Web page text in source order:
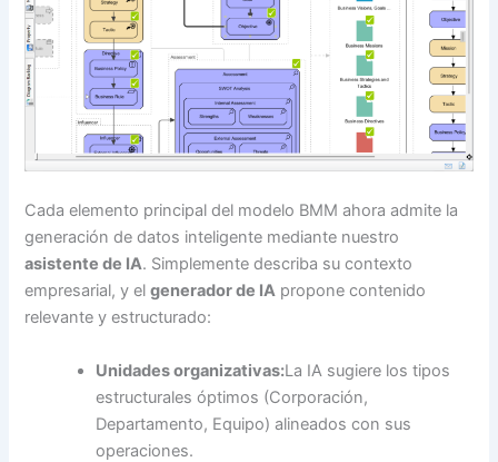
Cada elemento principal del modelo BMM ahora admite la
generación de datos inteligente mediante nuestro
asistente de IA. Simplemente describa su contexto
empresarial, y elgenerador de IA propone contenido
relevante y estructurado:
Unidades organizativas:La IA sugiere los tipos
estructurales óptimos (Corporación,
Departamento, Equipo) alineados con sus
operaciones.